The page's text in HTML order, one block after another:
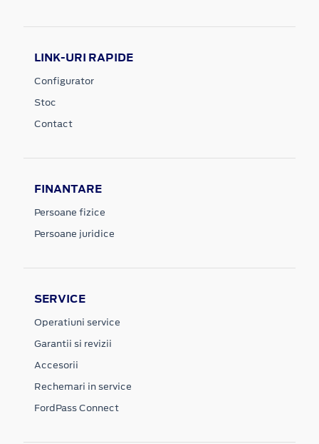
LINK-URI RAPIDE
Configurator
Stoc
Contact
FINANTARE
Persoane fizice
Persoane juridice
SERVICE
Operatiuni service
Garantii si revizii
Accesorii
Rechemari in service
FordPass Connect